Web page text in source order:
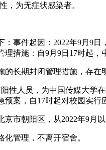
，为无症状感染者。
事件起因：2022年9月9
措施：自9月9日17时起
长期封闭管理措施，存
性人员，为中国传媒大学
案，自17时起对校园实行
市朝阳区，从2022年9月
管理，不离开宿舍。